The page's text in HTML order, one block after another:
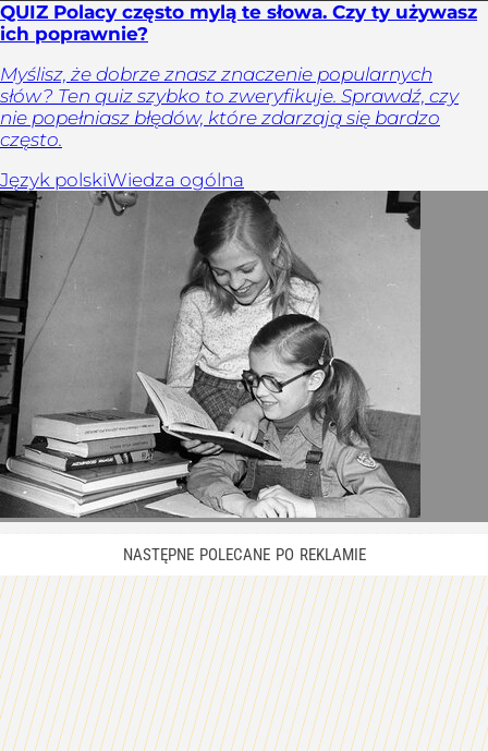
QUIZ Polacy często mylą te słowa. Czy ty używasz
ich poprawnie?
Myślisz, że dobrze znasz znaczenie popularnych
słów? Ten quiz szybko to zweryfikuje. Sprawdź, czy
nie popełniasz błędów, które zdarzają się bardzo
często.
Język polskiWiedza ogólna